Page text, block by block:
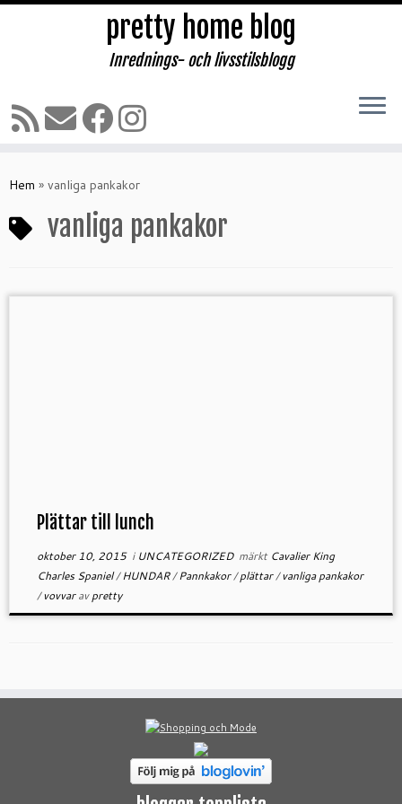
till
pretty home blog
Inrednings- och livsstilsblogg
Hem » vanliga pankakor
vanliga pankakor
Plättar till lunch
oktober 10, 2015i UNCATEGORIZED märkt Cavalier King
Charles Spaniel/HUNDAR/Pannkakor/plättar/vanliga pankakor
/vovvaravpretty